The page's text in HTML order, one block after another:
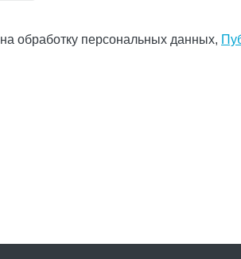
на обработку персональных данных,